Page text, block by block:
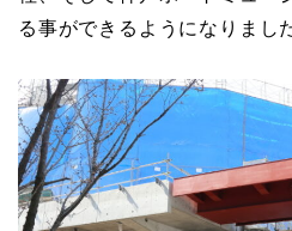
る事ができるようになりまし